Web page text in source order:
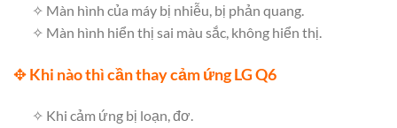
✧ Màn hình của máy bị nhiễu, bị phản quang.
✧ Màn hình hiển thị sai màu sắc, không hiển thị.
✥Khi nào thì cần thay cảm ứng LG Q6
✧ Khi cảm ứng bị loạn, đơ.